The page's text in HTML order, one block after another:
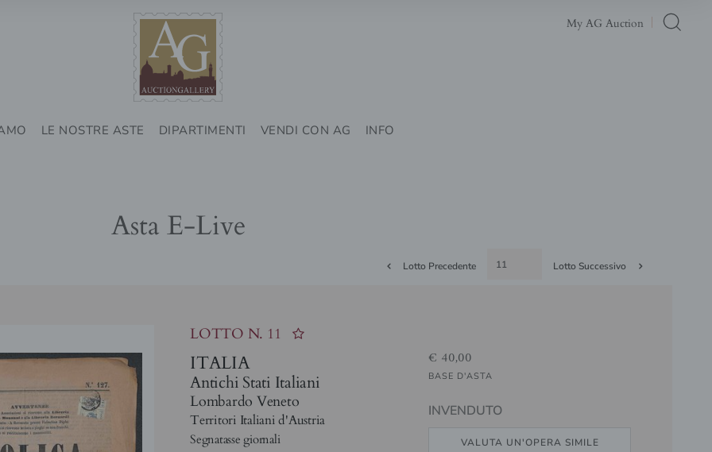
My AG Auction
LE NOSTRE ASTE DIPARTIMENTI VENDI CON AG INFO
Asta E-Live
Lotto Precedente Lotto Successivo
LOTTO N. 11
ITALIA
Antichi Stati Italiani
Lombardo Veneto
Territori Italiani d'Austria
Segnatasse giornali
€ 40,00
BASE D'ASTA
INVENDUTO
VALUTA UN'OPERA SIMILE